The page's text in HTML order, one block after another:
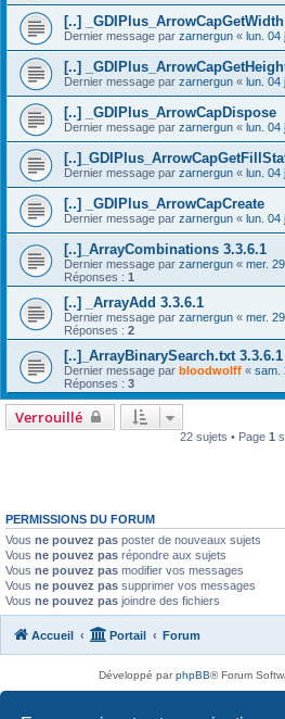
[..] _GDIPlus_ArrowCapGetWidth
Dernier message par zarnergun « lun. 04
[..]
Dernier message par zarnergun « lun. 04
[..] _GDIPlus_ArrowCapDispose
Dernier message par zarnergun « lun. 04
Dernier message par zarnergun « lun. 04
[..] _GDIPlus_ArrowCapCreate
Dernier message par zarnergun « lun. 04
[..]_ArrayCombinations 3.3.6.1
Dernier message par zarnergun « mer.
Réponses : 1
[..] _ArrayAdd 3.3.6.1
Dernier message par zarnergun « mer.
Réponses : 2
[..]_ArrayBinarySearch.txt 3.3.6.1
Dernier message par bloodwolff « sam.
Réponses : 3
Verrouillé
22 sujets • Page 1
PERMISSIONS DU FORUM
Vous ne pouvez pas poster de nouveaux sujets
Vous ne pouvez pas répondre aux sujets
Vous ne pouvez pas modifier vos messages
Vous ne pouvez pas supprimer vos messages
Vous ne pouvez pas joindre des fichiers
Accueil Portail Forum
Développé parphpBB® Forum
Traduit parphpBB-